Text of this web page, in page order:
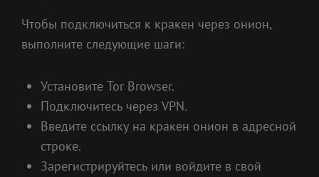
Чтобы подключиться к кракен через онион,
выполните следующие шаги:
Установите Tor Browser.
Подключитесь через VPN.
Введите ссылку на кракен онион в адресной
строке.
Зарегистрируйтесь или войдите в свой